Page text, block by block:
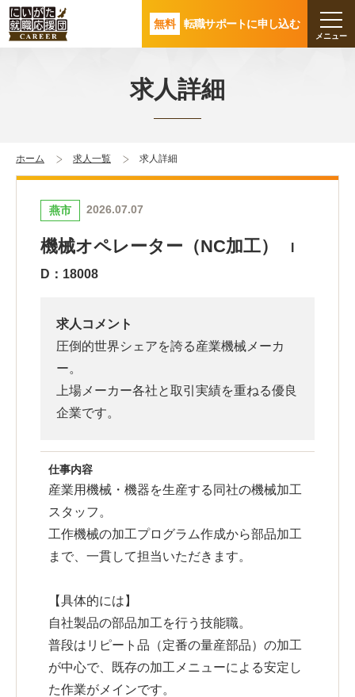
無料 転職サポートに申し込む
求人詳細
ホーム 求人一覧 求人詳細
燕市 2026.07.07
機械オペレーター（NC加工）
D：18008
求人コメント
圧倒的世界シェアを誇る産業機械メーカ
ー。
上場メーカー各社と取引実績を重ねる優良
企業です。
仕事内容
産業用機械・機器を生産する同社の機械加工
スタッフ。
工作機械の加工プログラム作成から部品加工
まで、一貫して担当いただきます。
【具体的には】
自社製品の部品加工を行う技能職。
普段はリピート品（定番の量産部品）の加工
が中心で、既存の加工メニューによる安定し
た作業がメインです。